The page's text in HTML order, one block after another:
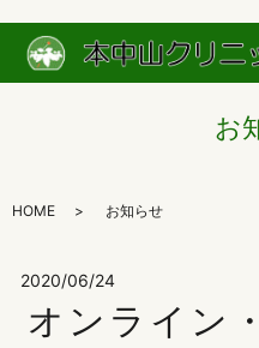
お
HOME お知らせ
2020/06/24
オンライン